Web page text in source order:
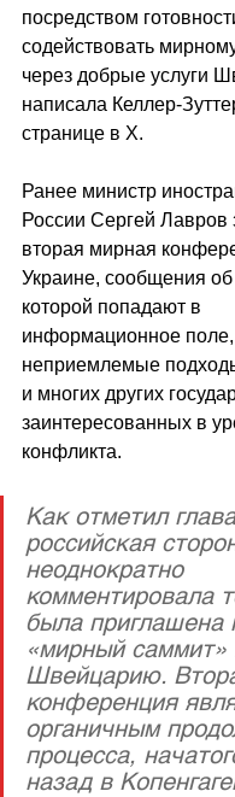
посредством
содействовать
через добрые услуги
написала Келлер-
странице в X.
Ранее министр
России Сергей Лавров
вторая мирная
Украине, сообщения об
которой попадают в
информационное
неприемлемые
и многих других
заинтересованных в
конфликта.
Как отметил
российская
неоднократно
комментировала
была приглашена
«мирный саммит»
Швейцарию.
конференция
органичным
процесса,
назад в